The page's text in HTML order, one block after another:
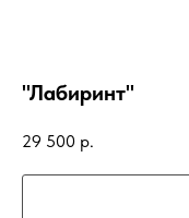
"Лабиринт"
29 500 р.